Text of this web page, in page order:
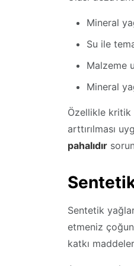
Mineral
Su ile
Malzeme
Mineral
Özellikle kritik
arttırılması
pahalıdır
Sentetik
etmeniz
katkı